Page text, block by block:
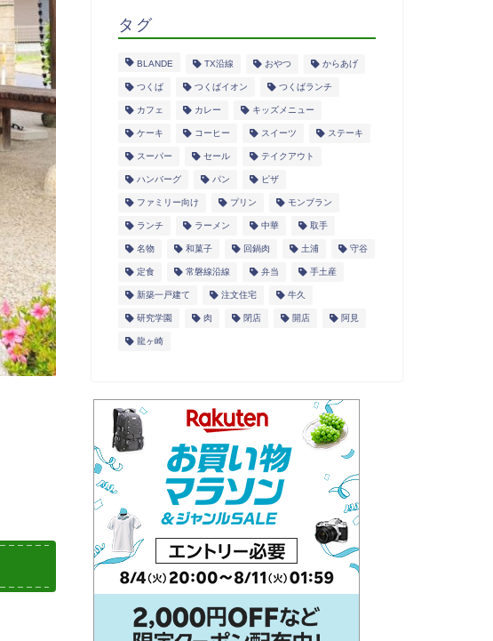
タグ
BLANDE TX沿線 おやつ からあげ
つくば つくばイオン つくばランチ
カフェ カレー キッズメニュー
ケーキ コーヒー スイーツ ステーキ
スーパー セール テイクアウト
ハンバーグ パン ピザ
ファミリー向け プリン モンブラン
ランチ ラーメン 中華 取手
名物 和菓子 回鍋肉 土浦 守谷
定食 常磐線沿線 弁当 手土産
新築一戸建て 注文住宅 牛久
研究学園 肉 閉店 開店 阿見
龍ヶ崎